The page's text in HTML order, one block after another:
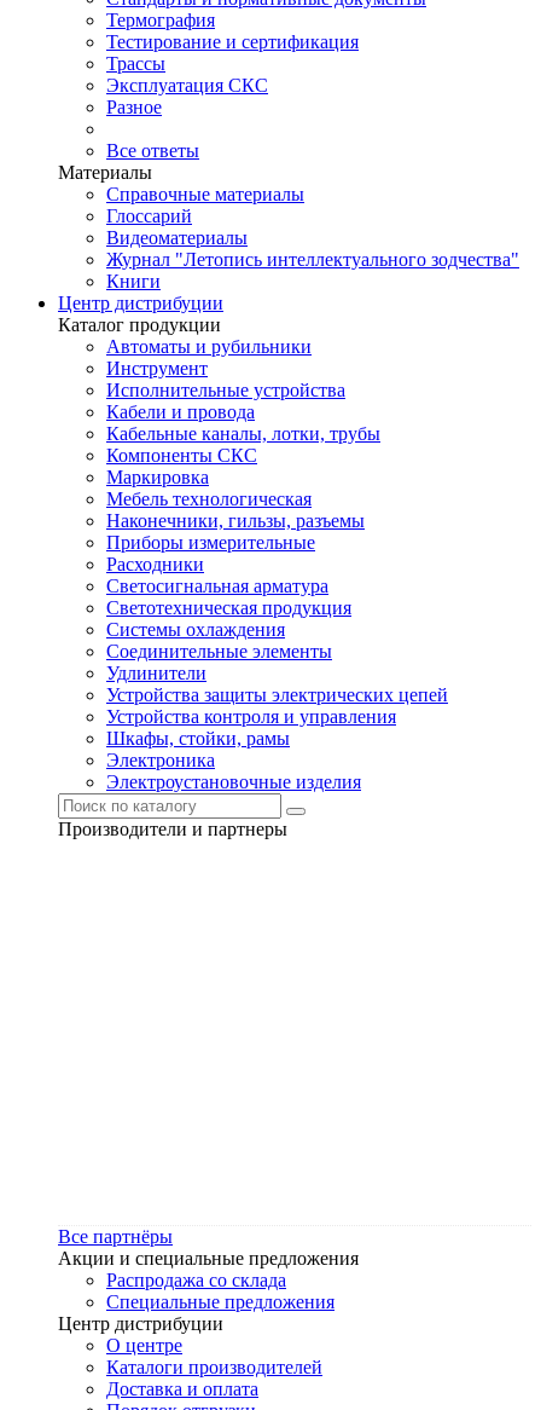
Термография
Тестирование и сертификация
Трассы
Эксплуатация СКС
Разное
Все ответы
Материалы
Справочные материалы
Глоссарий
Видеоматериалы
Журнал "Летопись интеллектуального зодчества"
Книги
Центр дистрибуции
Каталог продукции
Автоматы и рубильники
Инструмент
Исполнительные устройства
Кабели и провода
Кабельные каналы, лотки, трубы
Компоненты СКС
Маркировка
Мебель технологическая
Наконечники, гильзы, разъемы
Приборы измерительные
Расходники
Светосигнальная арматура
Светотехническая продукция
Системы охлаждения
Соединительные элементы
Удлинители
Устройства защиты электрических цепей
Устройства контроля и управления
Шкафы, стойки, рамы
Электроника
Электроустановочные изделия
Производители и партнеры
Все партнёры
Акции и специальные предложения
Распродажа со склада
Специальные предложения
Центр дистрибуции
О центре
Каталоги производителей
Доставка и оплата